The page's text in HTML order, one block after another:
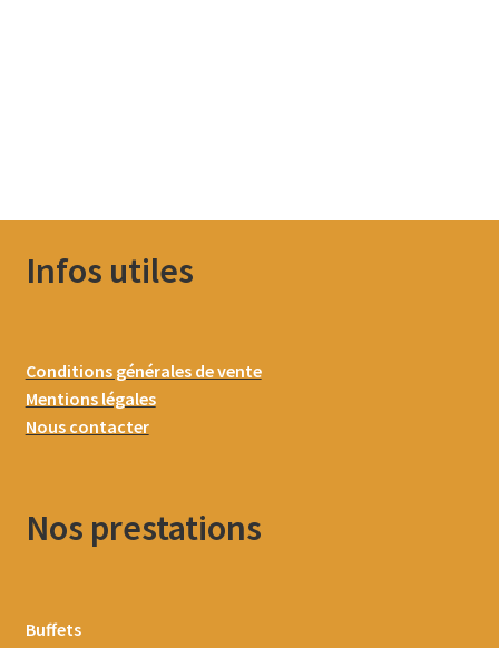
Infos utiles
Conditions générales de vente
Mentions légales
Nous contacter
Nos prestations
Buffets